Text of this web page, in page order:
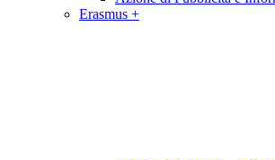
Erasmus +